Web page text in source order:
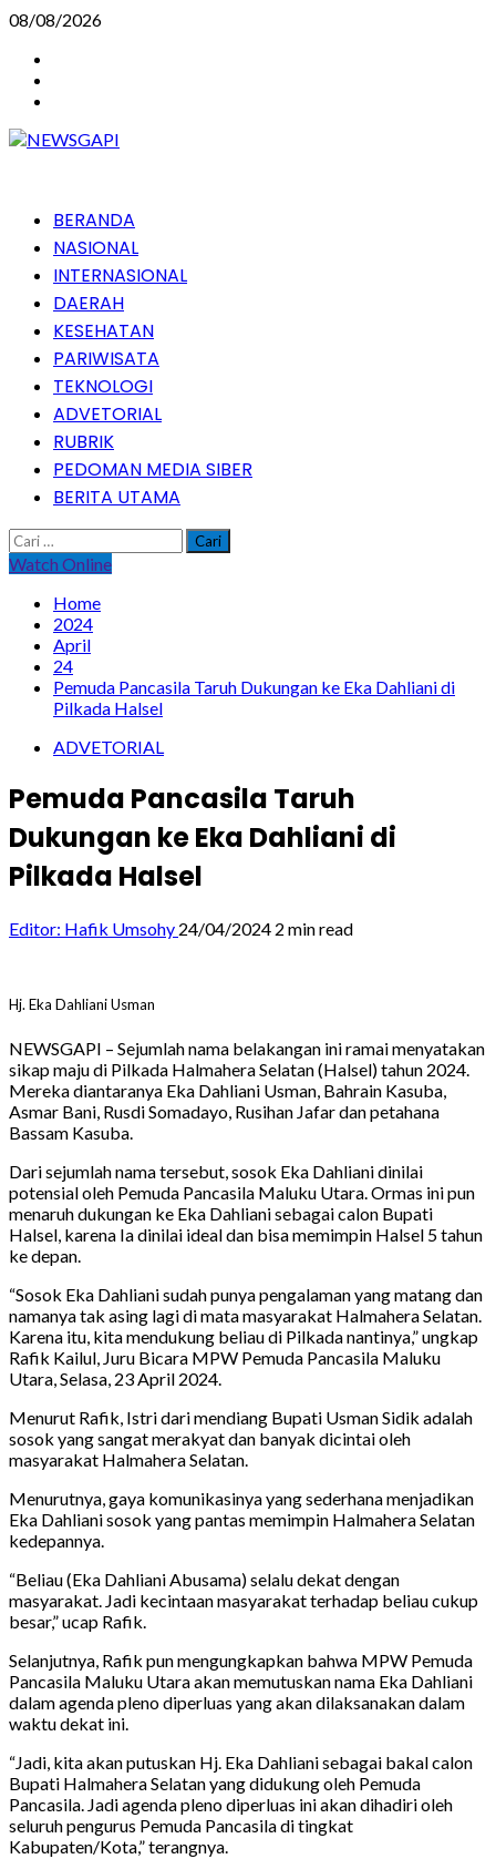
Skip
content
08/08/2026
PrimaryBERANDA
NASIONAL
INTERNASIONAL
DAERAH
KESEHATAN
PARIWISATA
TEKNOLOGI
ADVETORIAL
RUBRIK
PEDOMAN MEDIA SIBER
BERITA UTAMA
Cari
untuk:
Watch Online
Home
2024
April
24
Pemuda Pancasila Taruh Dukungan ke Eka Dahliani di
Pilkada Halsel
ADVETORIAL
Pemuda Pancasila Taruh
Dukungan ke Eka Dahliani di
Pilkada Halsel
Editor: Hafik Umsohy 24/04/2024 2 min read
Hj. Eka Dahliani Usman
NEWSGAPI – Sejumlah nama belakangan ini ramai menyatakan
sikap maju di Pilkada Halmahera Selatan (Halsel) tahun 2024.
Mereka diantaranya Eka Dahliani Usman, Bahrain Kasuba,
Asmar Bani, Rusdi Somadayo, Rusihan Jafar dan petahana
Bassam Kasuba.
Dari sejumlah nama tersebut, sosok Eka Dahliani dinilai
potensial oleh Pemuda Pancasila Maluku Utara. Ormas ini pun
menaruh dukungan ke Eka Dahliani sebagai calon Bupati
Halsel, karena Ia dinilai ideal dan bisa memimpin Halsel 5 tahun
ke depan.
“Sosok Eka Dahliani sudah punya pengalaman yang matang dan
namanya tak asing lagi di mata masyarakat Halmahera Selatan.
Karena itu, kita mendukung beliau di Pilkada nantinya,” ungkap
Rafik Kailul, Juru Bicara MPW Pemuda Pancasila Maluku
Utara, Selasa, 23 April 2024.
Menurut Rafik, Istri dari mendiang Bupati Usman Sidik adalah
sosok yang sangat merakyat dan banyak dicintai oleh
masyarakat Halmahera Selatan.
Menurutnya, gaya komunikasinya yang sederhana menjadikan
Eka Dahliani sosok yang pantas memimpin Halmahera Selatan
kedepannya.
“Beliau (Eka Dahliani Abusama) selalu dekat dengan
masyarakat. Jadi kecintaan masyarakat terhadap beliau cukup
besar,” ucap Rafik.
Selanjutnya, Rafik pun mengungkapkan bahwa MPW Pemuda
Pancasila Maluku Utara akan memutuskan nama Eka Dahliani
dalam agenda pleno diperluas yang akan dilaksanakan dalam
waktu dekat ini.
“Jadi, kita akan putuskan Hj. Eka Dahliani sebagai bakal calon
Bupati Halmahera Selatan yang didukung oleh Pemuda
Pancasila. Jadi agenda pleno diperluas ini akan dihadiri oleh
seluruh pengurus Pemuda Pancasila di tingkat
Kabupaten/Kota,” terangnya.